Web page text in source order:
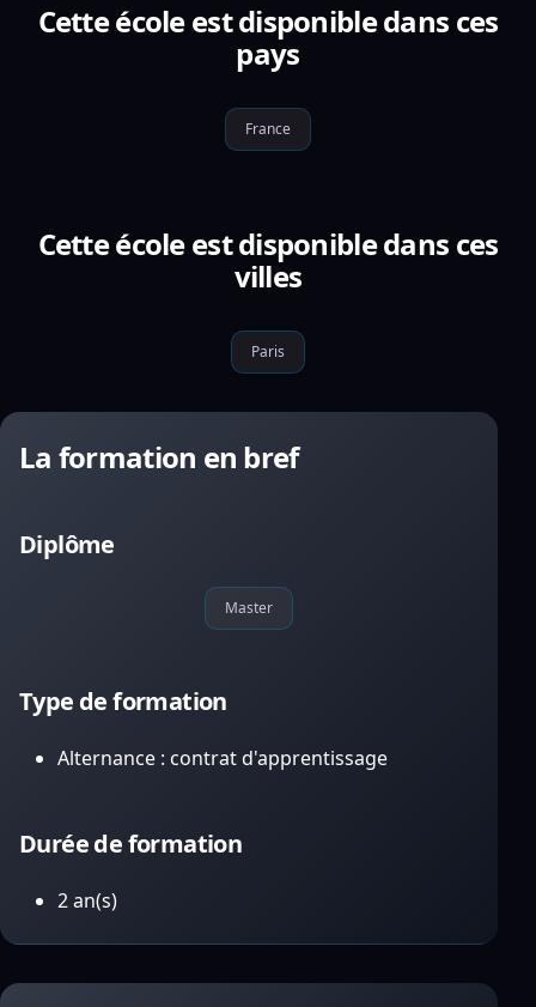
Cette école est disponible dans ces
pays
France
Cette école est disponible dans ces
villes
Paris
La formation en bref
Diplôme
Master
Type de formation
Alternance : contrat d'apprentissage
Durée de formation
2 an(s)